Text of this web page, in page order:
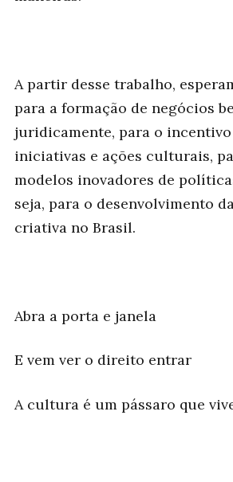
A partir desse trabalho,
para a formação de negócios
juridicamente, para o incentivo
iniciativas e ações culturais,
modelos inovadores de
seja, para o desenvolvimento
criativa no Brasil.
Abra a porta e janela
E vem ver o direito entrar
A cultura é um pássaro que